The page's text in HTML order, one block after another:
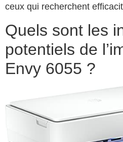
ceux qui recherchent
Quels sont les
potentiels de
Envy 6055 ?